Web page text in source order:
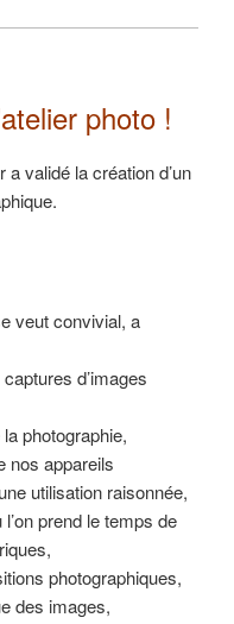
photo !
a validé la création d’un
veut convivial, a
d’images
photographie,
nos appareils
utilisation raisonnée,
prend le temps de
photographiques,
des images,